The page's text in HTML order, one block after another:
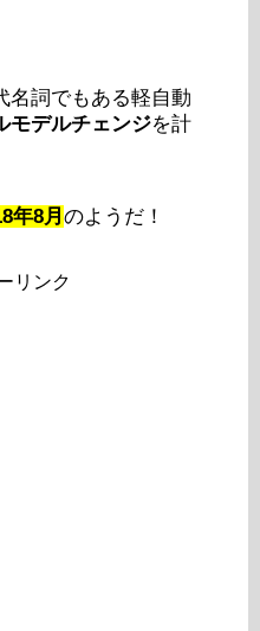
名詞でもある軽自動
モデルチェンジを計
年8月 のようだ！
リンク